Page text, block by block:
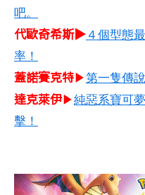
吧。
代歐奇希斯▶４個型態
率！
蓋諾賽克特▶第一隻傳
達克萊伊▶純惡系寶可
擊！